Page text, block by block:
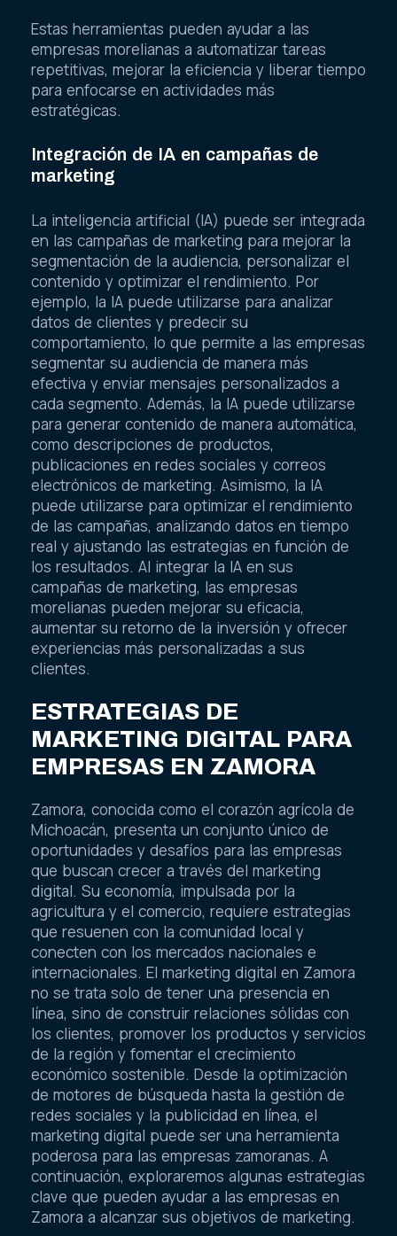
Estas herramientas pueden ayudar a las
empresas morelianas a automatizar tareas
repetitivas, mejorar la eficiencia y liberar tiempo
para enfocarse en actividades más
estratégicas.
Integración de IA en campañas de
marketing
La inteligencia artificial (IA) puede ser integrada
en las campañas de marketing para mejorar la
segmentación de la audiencia, personalizar el
contenido y optimizar el rendimiento. Por
ejemplo, la IA puede utilizarse para analizar
datos de clientes y predecir su
comportamiento, lo que permite a las empresas
segmentar su audiencia de manera más
efectiva y enviar mensajes personalizados a
cada segmento. Además, la IA puede utilizarse
para generar contenido de manera automática,
como descripciones de productos,
publicaciones en redes sociales y correos
electrónicos de marketing. Asimismo, la IA
puede utilizarse para optimizar el rendimiento
de las campañas, analizando datos en tiempo
real y ajustando las estrategias en función de
los resultados. Al integrar la IA en sus
campañas de marketing, las empresas
morelianas pueden mejorar su eficacia,
aumentar su retorno de la inversión y ofrecer
experiencias más personalizadas a sus
clientes.
ESTRATEGIAS DE
MARKETING DIGITAL PARA
EMPRESAS EN ZAMORA
Zamora, conocida como el corazón agrícola de
Michoacán, presenta un conjunto único de
oportunidades y desafíos para las empresas
que buscan crecer a través del marketing
digital. Su economía, impulsada por la
agricultura y el comercio, requiere estrategias
que resuenen con la comunidad local y
conecten con los mercados nacionales e
internacionales. El marketing digital en Zamora
no se trata solo de tener una presencia en
línea, sino de construir relaciones sólidas con
los clientes, promover los productos y servicios
de la región y fomentar el crecimiento
económico sostenible. Desde la optimización
de motores de búsqueda hasta la gestión de
redes sociales y la publicidad en línea, el
marketing digital puede ser una herramienta
poderosa para las empresas zamoranas. A
continuación, exploraremos algunas estrategias
clave que pueden ayudar a las empresas en
Zamora a alcanzar sus objetivos de marketing.